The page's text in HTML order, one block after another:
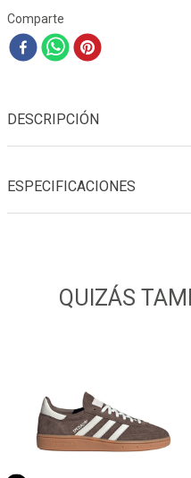
Comparte
DESCRIPCIÓN
ESPECIFICACIONES
QUIZÁS